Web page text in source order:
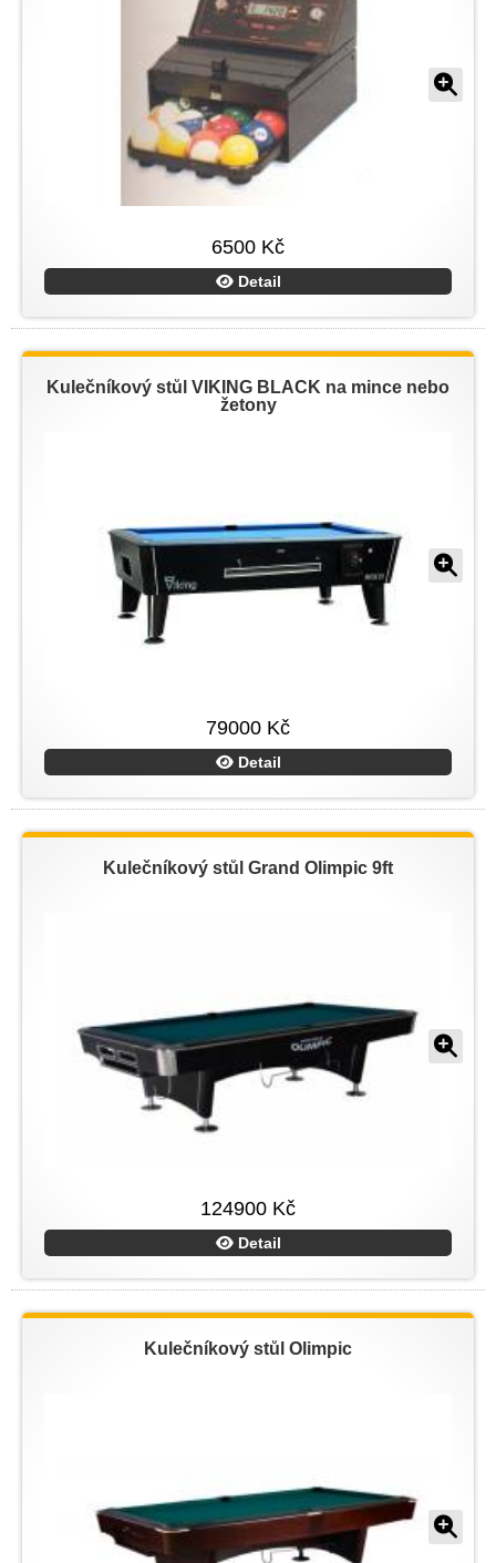
6500 Kč
Detail
Kulečníkový stůl VIKING BLACK na mince nebo
žetony
79000 Kč
Detail
Kulečníkový stůl Grand Olimpic 9ft
124900 Kč
Detail
Kulečníkový stůl Olimpic